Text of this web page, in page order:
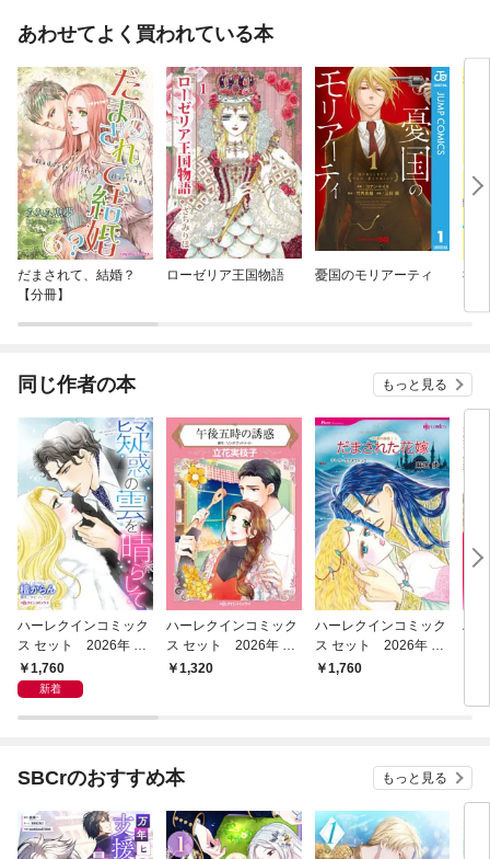
あわせてよく買われている本
だまされて、結婚？
【分冊】
ローゼリア王国物語 憂国のモリアーティ 社
同じ作者の本 もっと見る
ハーレクインコミック
ス セット 2026年 vo
l.1081
1,760
新着
ハーレクインコミック
ス セット 2026年 vo
l.854
1,320
ハーレクインコミック
ス セット 2026年 vo
l.909
1,760
ハ
SBCrのおすすめ本 もっと見る